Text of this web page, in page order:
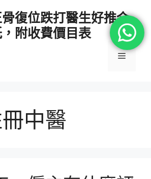
復位跌打醫生好推介
附收費價目表
選
中醫